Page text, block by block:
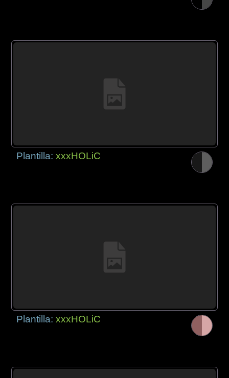
Plantilla:xxxHOLiC
Plantilla:xxxHOLiC